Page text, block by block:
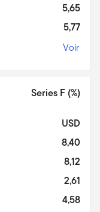
5,65
5,77
Voir
Series F (%)
USD
8,40
8,12
2,61
4,58